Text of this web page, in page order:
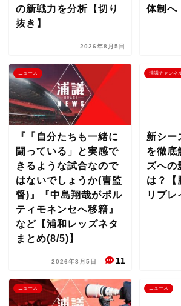
の新戦力を分析【切り
抜き】
2026年8月5日
体制へ
ニュース
『「自分たちも一緒に
闘っている」と実感で
きるような試合なので
はないでしょうか(曺監
督)』『中島翔哉がポル
ティモネンセへ移籍』
など【浦和レッズネタ
まとめ(8/5)】
2026年8月5日 11
浦議チャンネ
新シー
を徹底
ズへの
は？【
リプレ
ニュース ニュース